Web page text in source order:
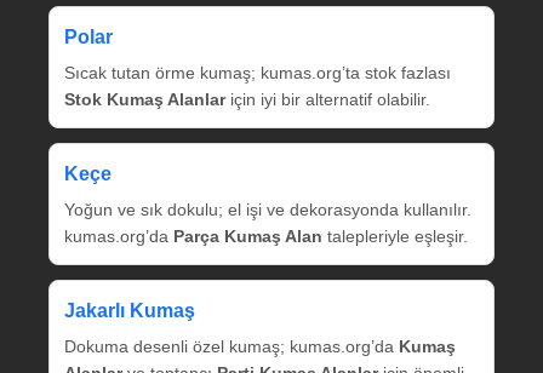
Polar
Sıcak tutan örme kumaş; kumas.org’ta stok fazlası
Stok Kumaş Alanlariçin iyi bir alternatif olabilir.
Keçe
Yoğun ve sık dokulu; el işi ve dekorasyonda kullanılır.
kumas.org’da Parça Kumaş Alan talepleriyle eşleşir.
Jakarlı Kumaş
Dokuma desenli özel kumaş; kumas.org’da Kumaş